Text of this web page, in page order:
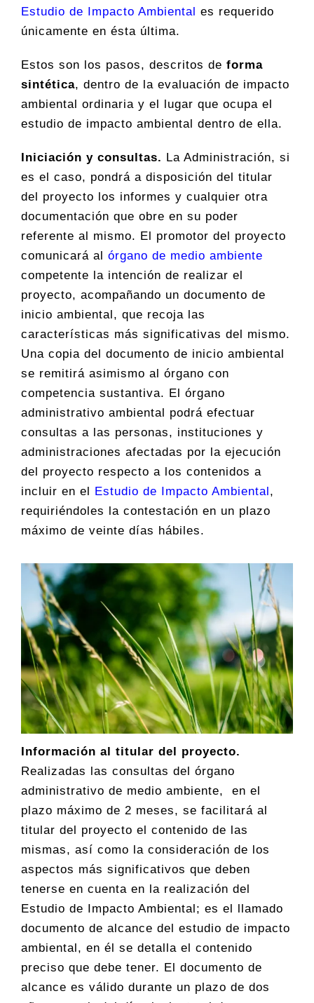
Estudio de Impacto Ambiental es requerido
únicamente en ésta última.
Estos son los pasos, descritos de forma
sintética, dentro de la evaluación de impacto
ambiental ordinaria y el lugar que ocupa el
estudio de impacto ambiental dentro de ella.
Iniciación y consultas. La Administración, si
es el caso, pondrá a disposición del titular
del proyecto los informes y cualquier otra
documentación que obre en su poder
referente al mismo. El promotor del proyecto
comunicará al órgano de medio ambiente
competente la intención de realizar el
proyecto, acompañando un documento de
inicio ambiental, que recoja las
características más significativas del mismo.
Una copia del documento de inicio ambiental
se remitirá asimismo al órgano con
competencia sustantiva. El órgano
administrativo ambiental podrá efectuar
consultas a las personas, instituciones y
administraciones afectadas por la ejecución
del proyecto respecto a los contenidos a
incluir en el
Estudio de Impacto Ambiental ,
requiriéndoles la contestación en un plazo
máximo de veinte días hábiles.
Información al titular del proyecto.
Realizadas las consultas del órgano
administrativo de medio ambiente, en el
plazo máximo de 2 meses, se facilitará al
titular del proyecto el contenido de las
mismas, así como la consideración de los
aspectos más significativos que deben
tenerse en cuenta en la realización del
Estudio de Impacto Ambiental; es el llamado
documento de alcance del estudio de impacto
ambiental, en él se detalla el contenido
preciso que debe tener. El documento de
alcance es válido durante un plazo de dos